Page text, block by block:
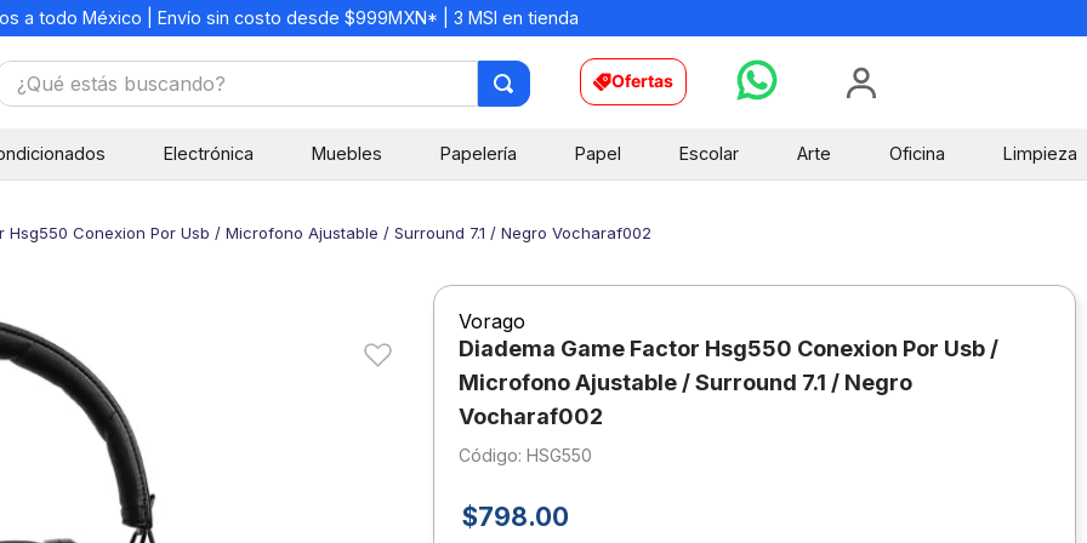
a todo México | Envío sin costo desde $999MXN* | 3 MSI en tienda
estás buscando? Ofertas
Electrónica Muebles Papelería Papel Escolar Arte Oficina Limpieza
Hsg550 Conexion Por Usb / Microfono Ajustable / Surround 7.1 / Negro Vocharaf002
Vorago
Diadema Game Factor Hsg550 Conexion Por Usb /
Microfono Ajustable / Surround 7.1 / Negro
Vocharaf002
: HSG550
$798.00
5.
.
boligrafo
sacapuntas
escritorio